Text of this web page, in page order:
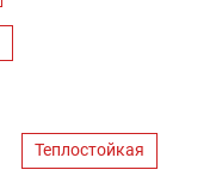
Теплостойкая